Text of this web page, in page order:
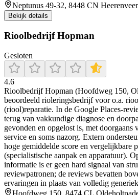
Neptunus 49-32, 8448 CN
Bekijk details
Rioolbedrijf Hopman
Gesloten
4.6
Rioolbedrijf Hopman (Hoofdweg 150,
beoordeeld rioleringsbedrijf voor o.a.
(riool)reparatie. In de Google Places-
terug van vakkundige diagnose en
gevonden en opgelost is, met doorgaans
service en soms nazorg. Extern
hoge gemiddelde score en vergelijkbare
(specialistische aanpak en apparatuur).
informatie is er geen hard signaal van
reviewpatronen; de reviews bevatten
ervaringen in plaats van volledig
Hoofdweg 150, 8474 CL